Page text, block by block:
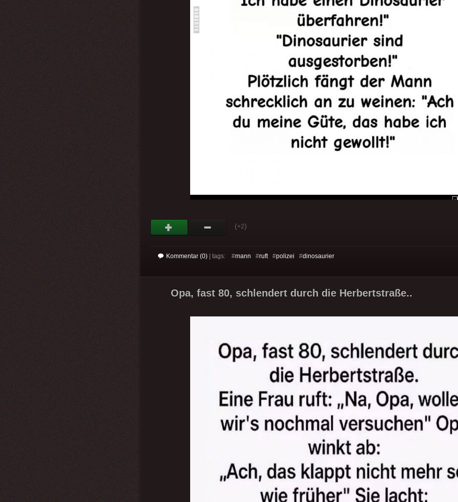
(+2)
Kommentar (0) | tags: #mann #ruft#polizei #dinosaurier
Opa, fast 80, schlendert durch die Herbertstraße..